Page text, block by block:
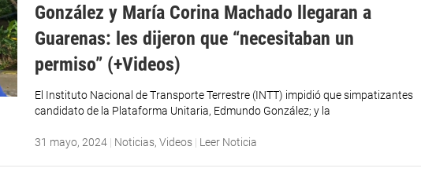
González y María Corina Machado llegaran a
Guarenas: les dijeron que “necesitaban un
permiso” (+Videos)
El Instituto Nacional de Transporte Terrestre (INTT) impidió que simpatizantes
candidato de la Plataforma Unitaria, Edmundo González; y la
31 mayo, 2024 | Noticias,Videos | Leer Noticia